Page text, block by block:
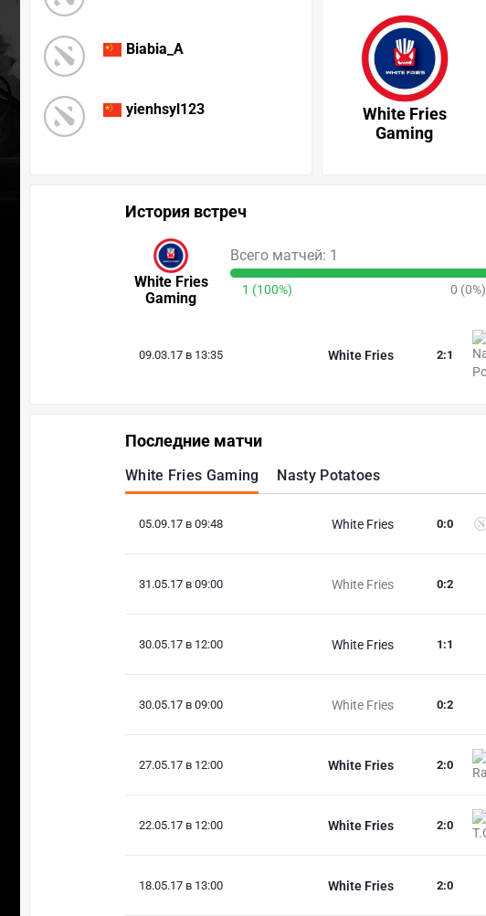
Biabia_A
yienhsyl123
White Fries
Gaming
История встреч
White Fries
Gaming
Всего матчей: 1
1 (100%) 0 (0%)
09.03.17 в 13:35 White Fries 2:1
Последние матчи
White Fries Gaming Nasty Potatoes
05.09.17 в 09:48 White Fries 0:0
31.05.17 в 09:00 White Fries 0:2
30.05.17 в 12:00 White Fries 1 :1
30.05.17 в 09:00 White Fries 0:2
27.05.17 в 12:00 White Fries 2:0
22.05.17 в 12:00 White Fries 2:0
18.05.17 в 13:00 White Fries 2:0